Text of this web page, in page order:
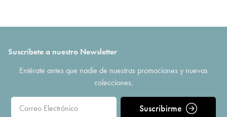
Suscríbete a nuestro Newsletter
Entérate antes que nadie de nuestras promociones y nuevas
colecciones.
Suscribirme